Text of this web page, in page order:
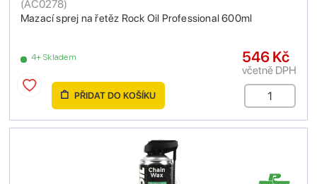
Mazací sprej na řetěz Rock Oil Professional 600ml
(AC0278)
4+ Skladem 546 Kč
včetně DPH
PŘIDAT DO KOŠÍKU